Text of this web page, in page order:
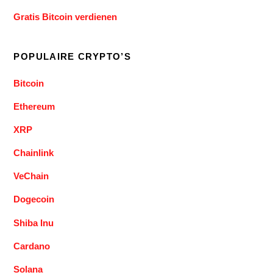
Gratis Bitcoin verdienen
POPULAIRE CRYPTO’S
Bitcoin
Ethereum
XRP
Chainlink
VeChain
Dogecoin
Shiba Inu
Cardano
Solana